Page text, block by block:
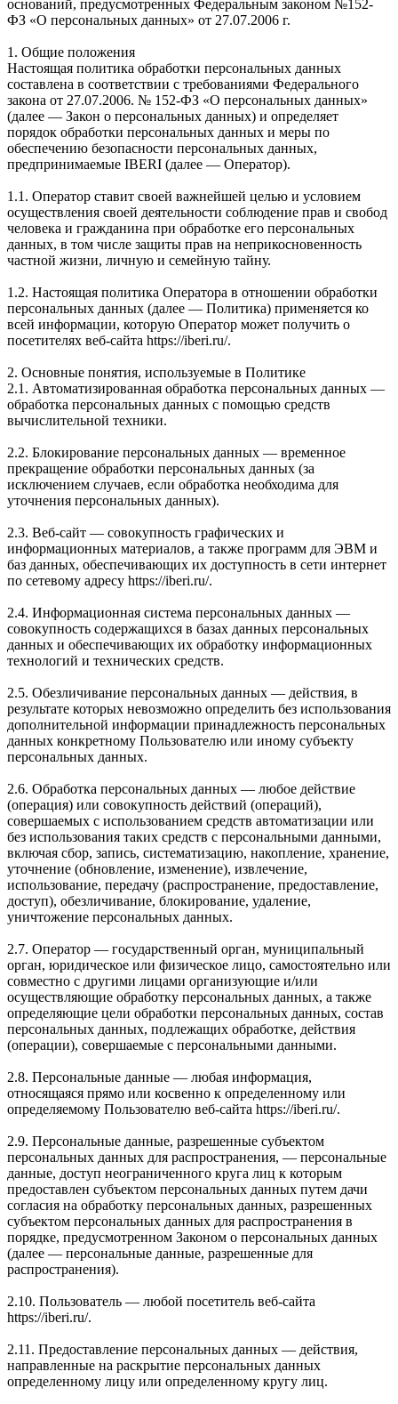
оснований, предусмотренных Федеральным законом №152-
ФЗ «О персональных данных» от 27.07.2006 г.
1. Общие положения
Настоящая политика обработки персональных данных
составлена в соответствии с требованиями Федерального
закона от 27.07.2006. № 152-ФЗ «О персональных данных»
(далее — Закон о персональных данных) и определяет
порядок обработки персональных данных и меры по
обеспечению безопасности персональных данных,
предпринимаемые IBERI (далее — Оператор).
1.1. Оператор ставит своей важнейшей целью и условием
осуществления своей деятельности соблюдение прав и свобод
человека и гражданина при обработке его персональных
данных, в том числе защиты прав на неприкосновенность
частной жизни, личную и семейную тайну.
1.2. Настоящая политика Оператора в отношении обработки
персональных данных (далее — Политика) применяется ко
всей информации, которую Оператор может получить о
посетителях веб-сайта https://iberi.ru/.
2. Основные понятия, используемые в Политике
2.1. Автоматизированная обработка персональных данных —
обработка персональных данных с помощью средств
вычислительной техники.
2.2. Блокирование персональных данных — временное
прекращение обработки персональных данных (за
исключением случаев, если обработка необходима для
уточнения персональных данных).
2.3. Веб-сайт — совокупность графических и
информационных материалов, а также программ для ЭВМ и
баз данных, обеспечивающих их доступность в сети интернет
по сетевому адресу https://iberi.ru/.
2.4. Информационная система персональных данных —
совокупность содержащихся в базах данных персональных
данных и обеспечивающих их обработку информационных
технологий и технических средств.
2.5. Обезличивание персональных данных — действия, в
результате которых невозможно определить без использования
дополнительной информации принадлежность персональных
данных конкретному Пользователю или иному субъекту
персональных данных.
2.6. Обработка персональных данных — любое действие
(операция) или совокупность действий (операций),
совершаемых с использованием средств автоматизации или
без использования таких средств с персональными данными,
включая сбор, запись, систематизацию, накопление, хранение,
уточнение (обновление, изменение), извлечение,
использование, передачу (распространение, предоставление,
доступ), обезличивание, блокирование, удаление,
уничтожение персональных данных.
2.7. Оператор — государственный орган, муниципальный
орган, юридическое или физическое лицо, самостоятельно или
совместно с другими лицами организующие и/или
осуществляющие обработку персональных данных, а также
определяющие цели обработки персональных данных, состав
персональных данных, подлежащих обработке, действия
(операции), совершаемые с персональными данными.
2.8. Персональные данные — любая информация,
относящаяся прямо или косвенно к определенному или
определяемому Пользователю веб-сайта https://iberi.ru/.
2.9. Персональные данные, разрешенные субъектом
персональных данных для распространения, — персональные
данные, доступ неограниченного круга лиц к которым
предоставлен субъектом персональных данных путем дачи
согласия на обработку персональных данных, разрешенных
субъектом персональных данных для распространения в
порядке, предусмотренном Законом о персональных данных
(далее — персональные данные, разрешенные для
распространения).
2.10. Пользователь — любой посетитель веб-сайта
https://iberi.ru/.
2.11. Предоставление персональных данных — действия,
направленные на раскрытие персональных данных
определенному лицу или определенному кругу лиц.